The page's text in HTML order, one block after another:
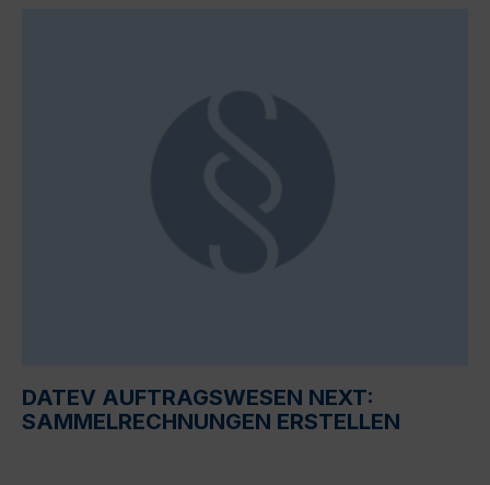
DATEV AUFTRAGSWESEN NEXT:
SAMMELRECHNUNGEN ERSTELLEN